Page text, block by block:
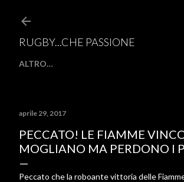
RUGBY...CHE PASSIONE
ALTRO…
aprile 29, 2017
PECCATO! LE FIAMME
MOGLIANO MA PERDONO I
Peccato che la roboante vittoria delle